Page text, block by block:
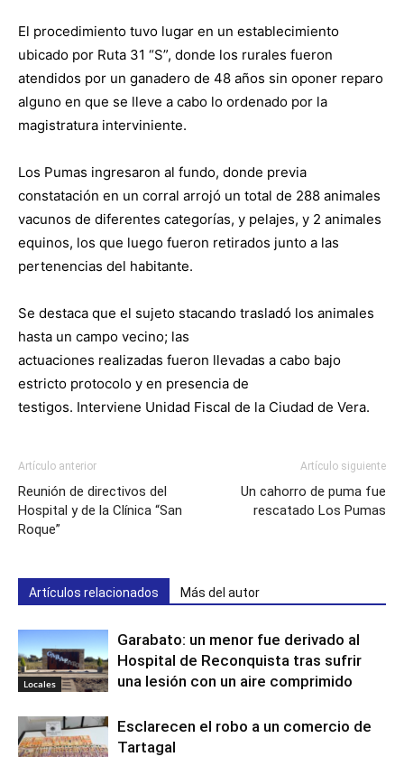
El procedimiento tuvo lugar en un establecimiento
ubicado por Ruta 31 “S”, donde los rurales fueron
atendidos por un ganadero de 48 años sin oponer reparo
alguno en que se lleve a cabo lo ordenado por la
magistratura interviniente.
Los Pumas ingresaron al fundo, donde previa
constatación en un corral arrojó un total de 288 animales
vacunos de diferentes categorías, y pelajes, y 2 animales
equinos, los que luego fueron retirados junto a las
pertenencias del habitante.
Se destaca que el sujeto stacando trasladó los animales
hasta un campo vecino; las
actuaciones realizadas fueron llevadas a cabo bajo
estricto protocolo y en presencia de
testigos. Interviene Unidad Fiscal de la Ciudad de Vera.
Artículo anterior
Reunión de directivos del
Hospital y de la Clínica “San
Roque”
Artículo siguiente
Un cahorro de puma fue
rescatado Los Pumas
Artículos relacionados Más del autor
Locales
Garabato: un menor fue derivado al
Hospital de Reconquista tras sufrir
una lesión con un aire comprimido
Esclarecen el robo a un comercio de
Tartagal